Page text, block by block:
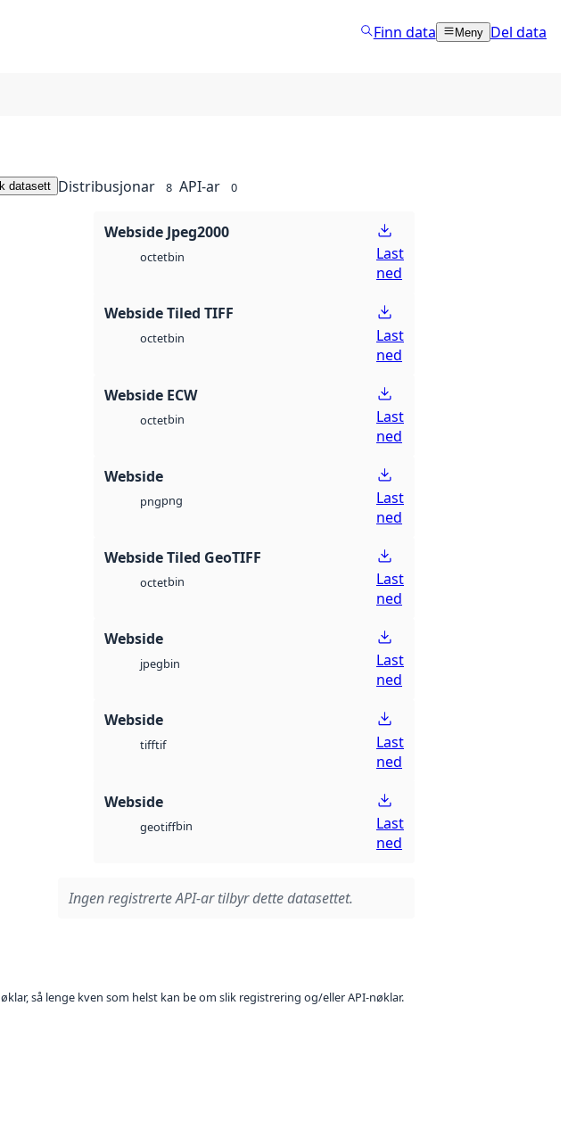
Finn data Meny Del data
datasett Distribusjonar 8 API-ar 0
Webside Jpeg2000
octetbin
Last
ned
Webside Tiled TIFF
octetbin
Last
ned
Webside ECW
octetbin
Last
ned
Webside
pngpng
Last
ned
Webside Tiled GeoTIFF
octetbin
Last
ned
Webside
jpegbin
Last
ned
Webside
tifftif
Last
ned
Webside
geotiffbin
Last
ned
Ingen registrerte API-ar tilbyr dette datasettet.
så lenge kven som helst kan be om slik registrering og/eller API-nøklar.